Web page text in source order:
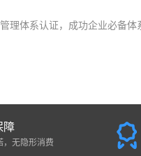
理体系认证，成功企业必备体
障
，无隐形消费